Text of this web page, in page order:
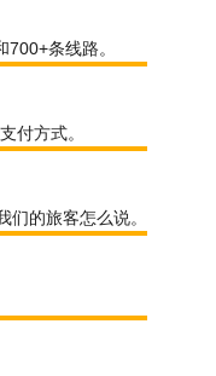
条线路。
付方式。
们的旅客怎么说。